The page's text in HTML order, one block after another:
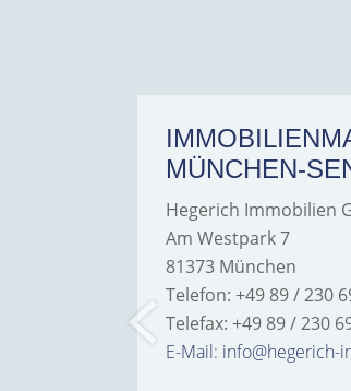
MÜNCHEN-
Hegerich Immobilien
Am Westpark 7
81373 München
Telefon: +49 89 / 230
Telefax: +49 89 / 230
E-Mail: